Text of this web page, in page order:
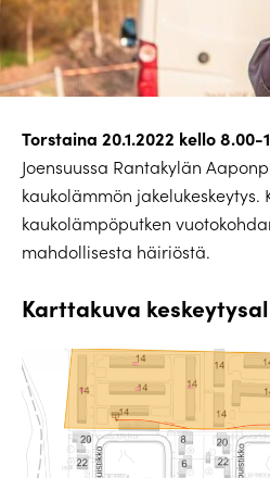
Torstaina 20.1.2022 kello 8.00-
Joensuussa Rantakylän
kaukolämmön jakelukeskeytys.
kaukolämpöputken
mahdollisesta häiriöstä.
Karttakuva